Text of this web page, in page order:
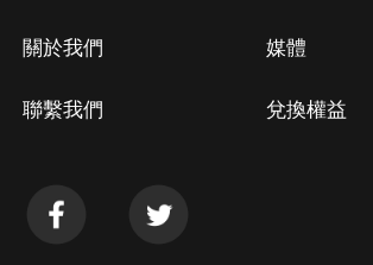
關於我們
聯繫我們
媒體
兌換權益